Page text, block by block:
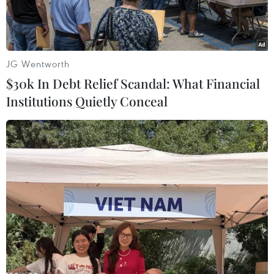
(Ảnh minh họa: Lê Đông/TTXVN)
Theo hệ thống quan trắc không khí IQAir, vào
lúc 7h15 sáng 13/6, với chỉ số chất lượng không
khí AQI ở mức 91, Hà Nội đứng thứ 15 trong
danh sách các thành phố ô nhiễm không khí
nhất thế giới, với chất lượng không khí ở mức
JG Wentworth
$30k In Debt Relief Scandal: What Financial
Institutions Quietly Conceal